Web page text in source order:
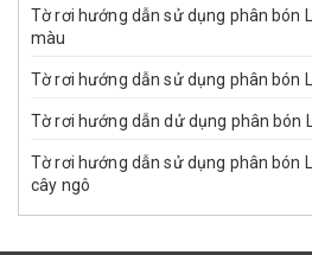
Tờ rơi hướng dẫn sử dụng phân bón
màu
Tờ rơi hướng dẫn sử dụng phân bón
Tờ rơi hướng dẫn dử dụng phân bón
Tờ rơi hướng dẫn sử dụng phân bón
cây ngô